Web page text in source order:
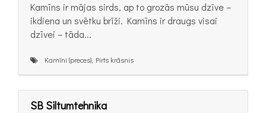
Kamīns ir mājas sirds, ap to grozās mūsu dzīve –
ikdiena un svētku brīži. Kamīns ir draugs visai
dzīvei – tāda...
Kamīni (preces), Pirts krāsnis
SB Siltumtehnika